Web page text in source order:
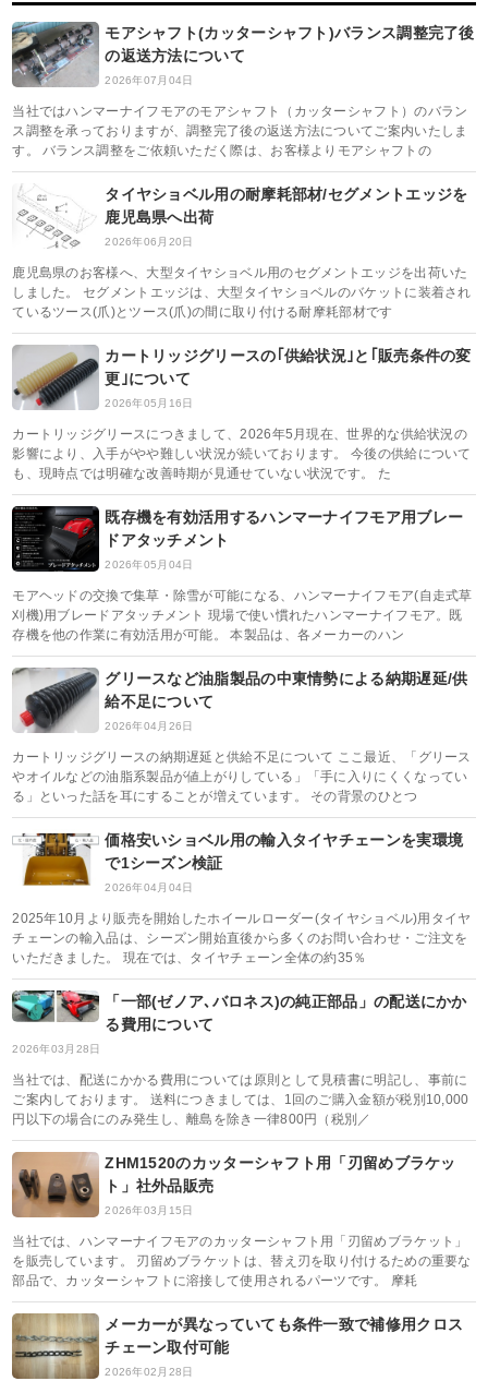
モアシャフト(カッターシャフト)バランス調整完了後
の返送方法について
2026年07月04日
当社ではハンマーナイフモアのモアシャフト（カッターシャフト）のバラン
ス調整を承っておりますが、調整完了後の返送方法についてご案内いたしま
す。 バランス調整をご依頼いただく際は、お客様よりモアシャフトの
タイヤショベル用の耐摩耗部材/セグメントエッジを
鹿児島県へ出荷
2026年06月20日
鹿児島県のお客様へ、大型タイヤショベル用のセグメントエッジを出荷いた
しました。 セグメントエッジは、大型タイヤショベルのバケットに装着され
ているツース(爪)とツース(爪)の間に取り付ける耐摩耗部材です
カートリッジグリースの｢供給状況｣と｢販売条件の変
更｣について
2026年05月16日
カートリッジグリースにつきまして、2026年5月現在、世界的な供給状況の
影響により、入手がやや難しい状況が続いております。 今後の供給について
も、現時点では明確な改善時期が見通せていない状況です。 た
既存機を有効活用するハンマーナイフモア用ブレー
ドアタッチメント
2026年05月04日
モアヘッドの交換で集草・除雪が可能になる、ハンマーナイフモア(自走式草
刈機)用ブレードアタッチメント 現場で使い慣れたハンマーナイフモア。既
存機を他の作業に有効活用が可能。 本製品は、各メーカーのハン
グリースなど油脂製品の中東情勢による納期遅延/供
給不足について
2026年04月26日
カートリッジグリースの納期遅延と供給不足について ここ最近、「グリース
やオイルなどの油脂系製品が値上がりしている」「手に入りにくくなってい
る」といった話を耳にすることが増えています。 その背景のひとつ
価格安いショベル用の輸入タイヤチェーンを実環境
で1シーズン検証
2026年04月04日
2025年10月より販売を開始したホイールローダー(タイヤショベル)用タイヤ
チェーンの輸入品は、シーズン開始直後から多くのお問い合わせ・ご注文を
いただきました。 現在では、タイヤチェーン全体の約35％
「一部(ゼノア､バロネス)の純正部品」の配送にかか
る費用について
2026年03月28日
当社では、配送にかかる費用については原則として見積書に明記し、事前に
ご案内しております。 送料につきましては、1回のご購入金額が税別10,000
円以下の場合にのみ発生し、離島を除き一律800円（税別／
ZHM1520のカッターシャフト用「刃留めブラケッ
ト」社外品販売
2026年03月15日
当社では、ハンマーナイフモアのカッターシャフト用「刃留めブラケット」
を販売しています。 刃留めブラケットは、替え刃を取り付けるための重要な
部品で、カッターシャフトに溶接して使用されるパーツです。 摩耗
メーカーが異なっていても条件一致で補修用クロス
チェーン取付可能
2026年02月28日